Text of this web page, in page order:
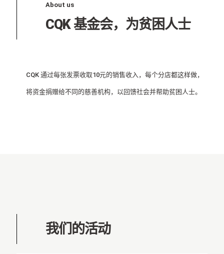
About us
CQK 基金会，为贫困人士
CQK 通过每张发票收取10元的销售收入，每个分店都这样做，
将资金捐赠给不同的慈善机构，以回馈社会并帮助贫困人士。
我们的活动